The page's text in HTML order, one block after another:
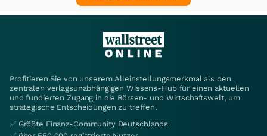
Profitieren Sie von unserem Alleinstellungsmerkmal als den
zentralen verlagsunabhängigen Wissens-Hub für einen aktuellen
und fundierten Zugang in die Börsen- und Wirtschaftswelt, um
strategische Entscheidungen zu treffen.
✅ Größte Finanz-Community Deutschlands